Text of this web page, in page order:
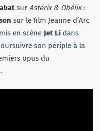
sur Astérix & Obélix :
sur le film Jeanne d’Arc
en scène Jet Li dans
son périple à la
opus du
.